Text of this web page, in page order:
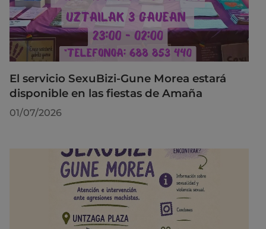
El servicio SexuBizi-Gune Morea estará
disponible en las fiestas de Amaña
01/07/2026